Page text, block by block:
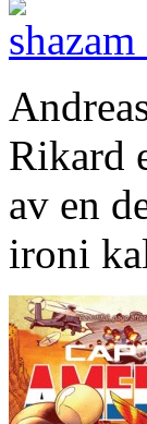
Rikard
av en
ironi